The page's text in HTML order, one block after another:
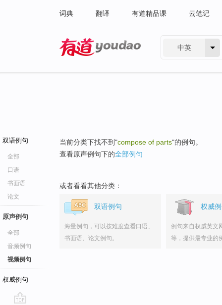
词典 翻译 有道精品课 云笔记
中英
双语例句
全部
口语
书面语
论文
原声例句
全部
音频例句
视频例句
权威例句
当前分类下找不到"compose of parts"的例句。
查看原声例句下的全部例句
或者看看其他分类：
双语例句
海量例句，可以按难度查看口语、
书面语、论文例句。
权威
例句来自权威英文
等，提供最专业的